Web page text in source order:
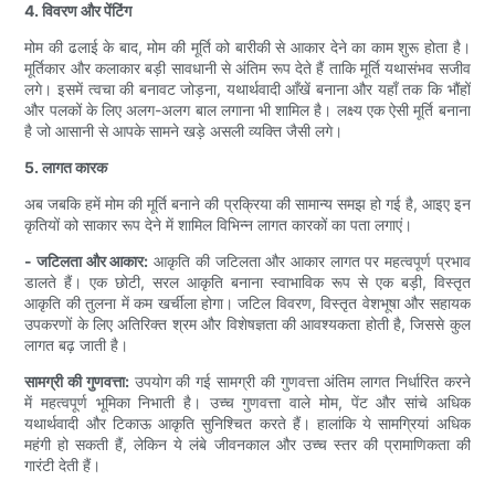
4. विवरण और पेंटिंग
मोम की ढलाई के बाद, मोम की मूर्ति को बारीकी से आकार देने का काम शुरू होता है।
मूर्तिकार और कलाकार बड़ी सावधानी से अंतिम रूप देते हैं ताकि मूर्ति यथासंभव सजीव
लगे। इसमें त्वचा की बनावट जोड़ना, यथार्थवादी आँखें बनाना और यहाँ तक कि भौंहों
और पलकों के लिए अलग-अलग बाल लगाना भी शामिल है। लक्ष्य एक ऐसी मूर्ति बनाना
है जो आसानी से आपके सामने खड़े असली व्यक्ति जैसी लगे।
5. लागत कारक
अब जबकि हमें मोम की मूर्ति बनाने की प्रक्रिया की सामान्य समझ हो गई है, आइए इन
कृतियों को साकार रूप देने में शामिल विभिन्न लागत कारकों का पता लगाएं।
- जटिलता और आकार: आकृति की जटिलता और आकार लागत पर महत्वपूर्ण प्रभाव
डालते हैं। एक छोटी, सरल आकृति बनाना स्वाभाविक रूप से एक बड़ी, विस्तृत
आकृति की तुलना में कम खर्चीला होगा। जटिल विवरण, विस्तृत वेशभूषा और सहायक
उपकरणों के लिए अतिरिक्त श्रम और विशेषज्ञता की आवश्यकता होती है, जिससे कुल
लागत बढ़ जाती है।
सामग्री की गुणवत्ता:उपयोग की गई सामग्री की गुणवत्ता अंतिम लागत निर्धारित करने
में महत्वपूर्ण भूमिका निभाती है। उच्च गुणवत्ता वाले मोम, पेंट और सांचे अधिक
यथार्थवादी और टिकाऊ आकृति सुनिश्चित करते हैं। हालांकि ये सामग्रियां अधिक
महंगी हो सकती हैं, लेकिन ये लंबे जीवनकाल और उच्च स्तर की प्रामाणिकता की
गारंटी देती हैं।